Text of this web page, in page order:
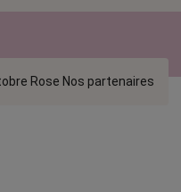
Rose Nos partenaires